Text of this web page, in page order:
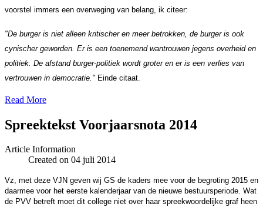
voorstel immers een overweging van belang, ik citeer:
"De burger is niet alleen kritischer en meer betrokken, de burger is ook
cynischer geworden. Er is een toenemend wantrouwen jegens overheid en
politiek. De afstand burger-politiek wordt groter en er is een verlies van
vertrouwen in democratie." Einde citaat.
Read More
Spreektekst Voorjaarsnota 2014
Article Information
Created on 04 juli 2014
Vz, met deze VJN geven wij GS de kaders mee voor de begroting 2015 en
daarmee voor het eerste kalenderjaar van de nieuwe bestuursperiode. Wat
de PVV betreft moet dit college niet over haar spreekwoordelijke graf heen